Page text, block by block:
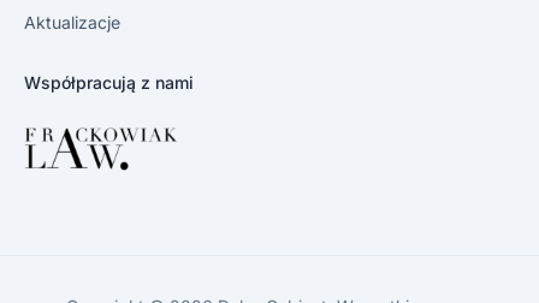
Aktualizacje
Współpracują z nami